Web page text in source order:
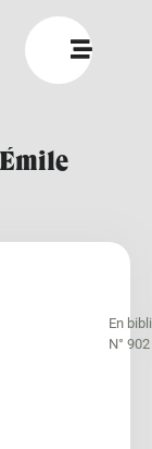
En
N° 902